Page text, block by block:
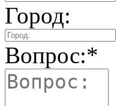
Город:
Вопрос:*